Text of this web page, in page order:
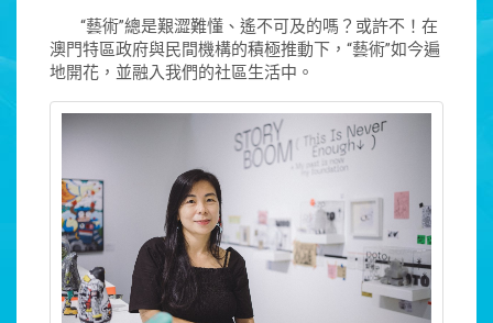
“藝術”總是艱澀難懂、遙不可及的嗎？或許不！在
澳門特區政府與民間機構的積極推動下，“藝術”如今遍
地開花，並融入我們的社區生活中。